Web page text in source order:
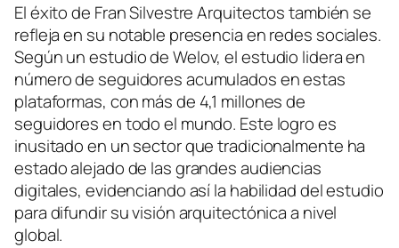
El éxito de Fran Silvestre Arquitectos también se
refleja en su notable presencia en redes sociales.
Según un estudio de Welov, el estudio lidera en
número de seguidores acumulados en estas
plataformas, con más de 4,1 millones de
seguidores en todo el mundo. Este logro es
inusitado en un sector que tradicionalmente ha
estado alejado de las grandes audiencias
digitales, evidenciando así la habilidad del estudio
para difundir su visión arquitectónica a nivel
global.